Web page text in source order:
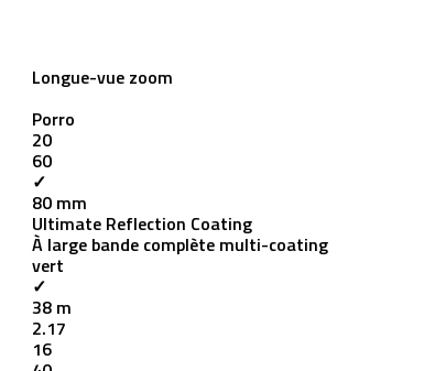
Longue-vue zoom
Porro
20
60
✓
80 mm
Ultimate Reflection Coating
À large bande complète multi-coating
vert
✓
38 m
2.17
16